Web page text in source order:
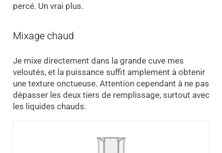
percé. Un vrai plus.
Mixage chaud
Je mixe directement dans la grande cuve mes
veloutés, et la puissance suffit amplement à obtenir
une texture onctueuse. Attention cependant à ne pas
dépasser les deux tiers de remplissage, surtout avec
les liquides chauds.